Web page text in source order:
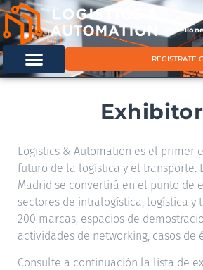
11 & 12
REGISTRATE
Logistics & Automation es el primer
futuro de la logística y el transporte.
Madrid se convertirá en el punto de
sectores de intralogística, logística y
200 marcas, espacios de
actividades de networking, casos de
Consulte a continuación la lista de